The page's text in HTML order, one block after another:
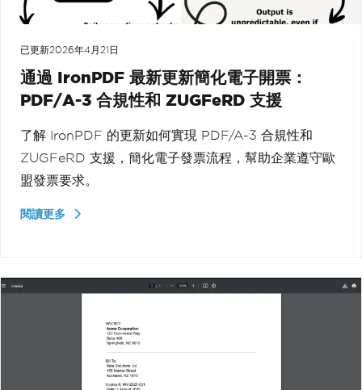
已更新2026年4月21日
通過 IronPDF 最新更新簡化電子開票：
PDF/A-3 合規性和 ZUGFeRD 支援
了解 IronPDF 的更新如何實現 PDF/A-3 合規性和
ZUGFeRD 支援，簡化電子發票流程，幫助企業遵守歐
盟發票要求。
閱讀更多